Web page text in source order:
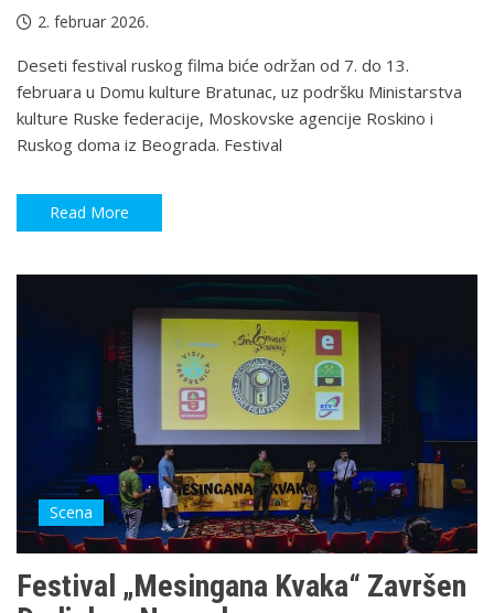
2. februar 2026.
Deseti festival ruskog filma biće održan od 7. do 13.
februara u Domu kulture Bratunac, uz podršku Ministarstva
kulture Ruske federacije, Moskovske agencije Roskino i
Ruskog doma iz Beograda. Festival
Read More
Scena
Festival „Mesingana Kvaka“ Završen